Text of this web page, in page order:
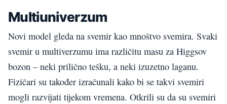
Multiuniverzum
Novi model gleda na svemir kao mnoštvo svemira. Svaki
svemir u multiverzumu ima različitu masu za Higgsov
bozon – neki prilično tešku, a neki izuzetno laganu.
Fizičari su također izračunali kako bi se takvi svemiri
mogli razvijati tijekom vremena. Otkrili su da su svemiri